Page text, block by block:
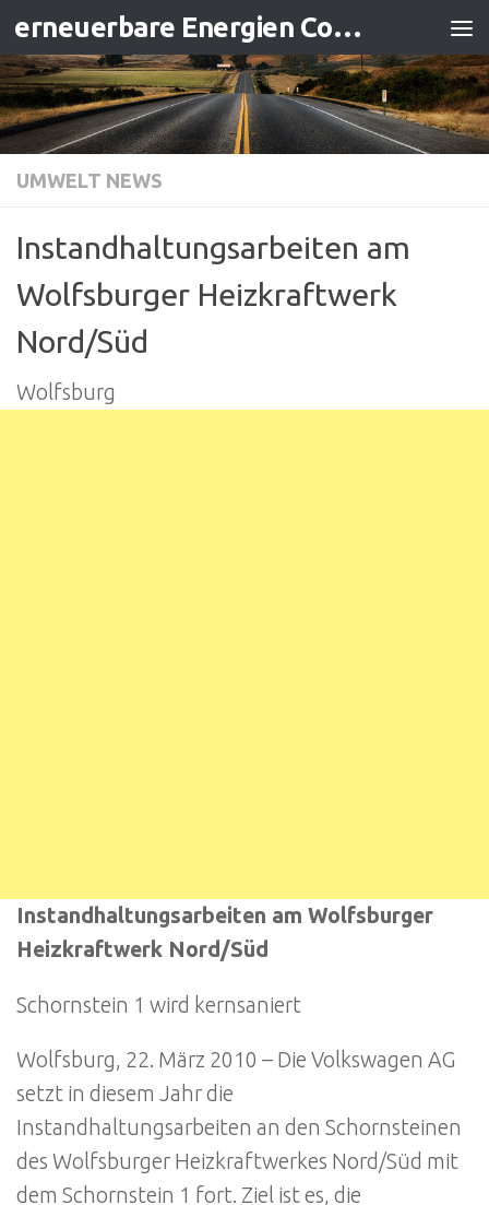
Zum Inhalt springen erneuerbare Energien Contracting
UMWELT NEWS
Instandhaltungsarbeiten am
Wolfsburger Heizkraftwerk
Nord/Süd
Wolfsburg
Instandhaltungsarbeiten am Wolfsburger
Heizkraftwerk Nord/Süd
Schornstein 1 wird kernsaniert
Wolfsburg, 22. März 2010 – Die Volkswagen AG
setzt in diesem Jahr die
Instandhaltungsarbeiten an den Schornsteinen
des Wolfsburger Heizkraftwerkes Nord/Süd mit
dem Schornstein 1 fort. Ziel ist es, die